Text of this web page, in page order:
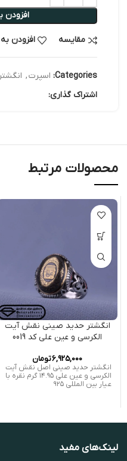
افزودن
مقایسه افزودن
Categories: اسپرت, انگشتر
اشتراک گذاری:
محصولات مرتبط
انگشتر حدید صینی نقش آیت
الکرسی و عین علی کد 0019
6,925,000تومان
انگشتر حدید صینی اصل نقش آیت
الکرسی و عین علی ۱۴.۹۵ گرم نقره با
عیار بین المللی ۹۲۵
لینک‌های مفید